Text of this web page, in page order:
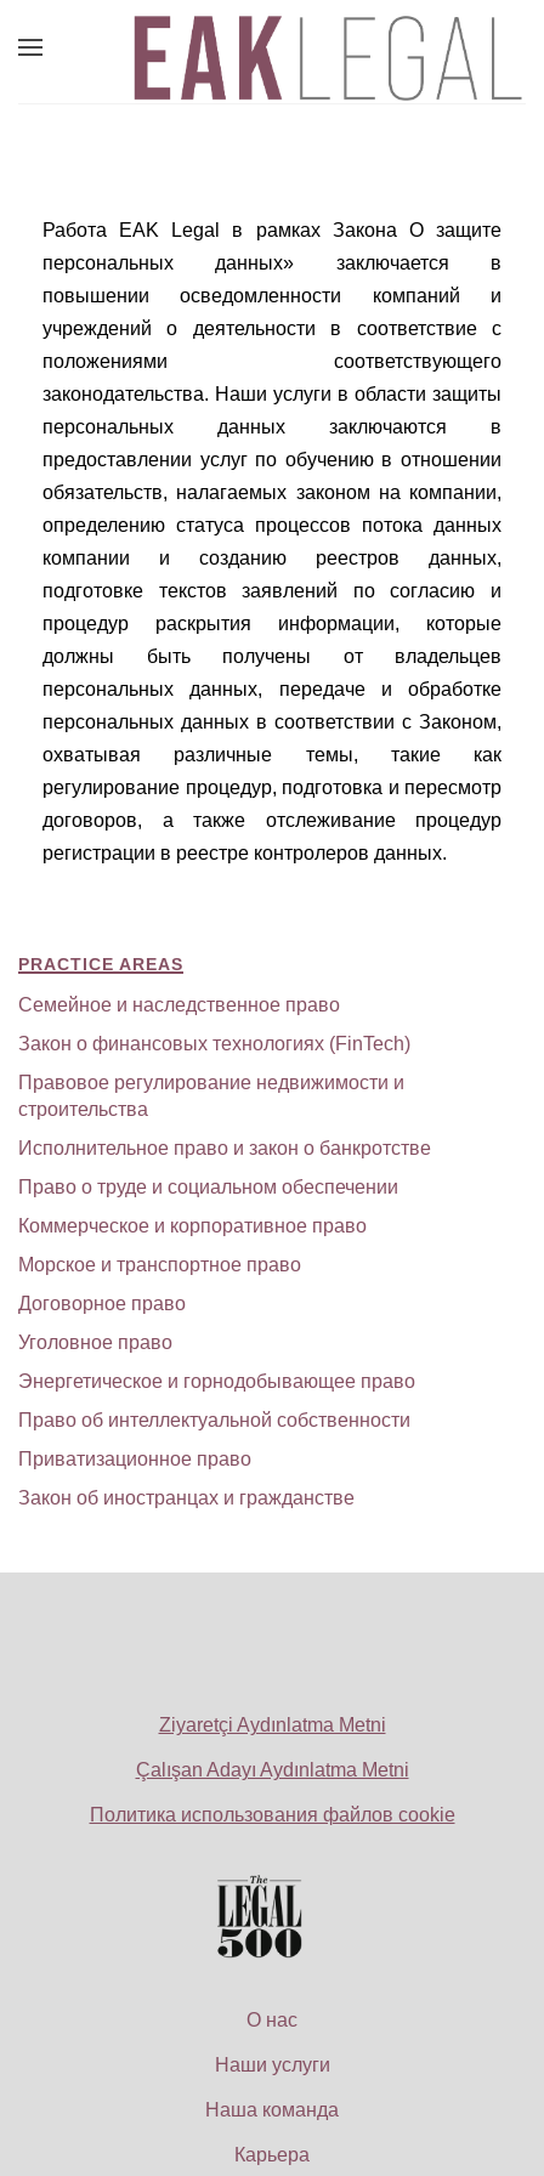
Работа EAK Legal в рамках Закона О защите
персональных данных» заключается в
повышении осведомленности компаний и
учреждений о деятельности в соответствие с
положениями соответствующего
законодательства. Наши услуги в области защиты
персональных данных заключаются в
предоставлении услуг по обучению в отношении
обязательств, налагаемых законом на компании,
определению статуса процессов потока данных
компании и созданию реестров данных,
подготовке текстов заявлений по согласию и
процедур раскрытия информации, которые
должны быть получены от владельцев
персональных данных, передаче и обработке
персональных данных в соответствии с Законом,
охватывая различные темы, такие как
регулирование процедур, подготовка и пересмотр
договоров, а также отслеживание процедур
регистрации в реестре контролеров данных.
PRACTICE AREAS
Семейное и наследственное право
Закон о финансовых технологиях (FinTech)
Правовое регулирование недвижимости и
строительства
Исполнительное право и закон о банкротстве
Право о труде и социальном обеспечении
Коммерческое и корпоративное право
Морское и транспортное право
Договорное право
Уголовное право
Энергетическое и горнодобывающее право
Право об интеллектуальной собственности
Приватизационное право
Закон об иностранцах и гражданстве
Ziyaretçi Aydınlatma Metni
Çalışan Adayı Aydınlatma Metni
Политика использования файлов cookie
О нас
Наши услуги
Наша команда
Карьера